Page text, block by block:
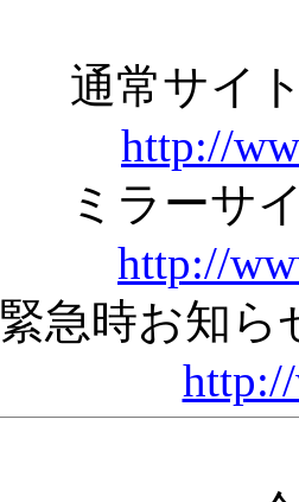
通常サイ
http://
ミラーサ
http://
緊急時お知ら